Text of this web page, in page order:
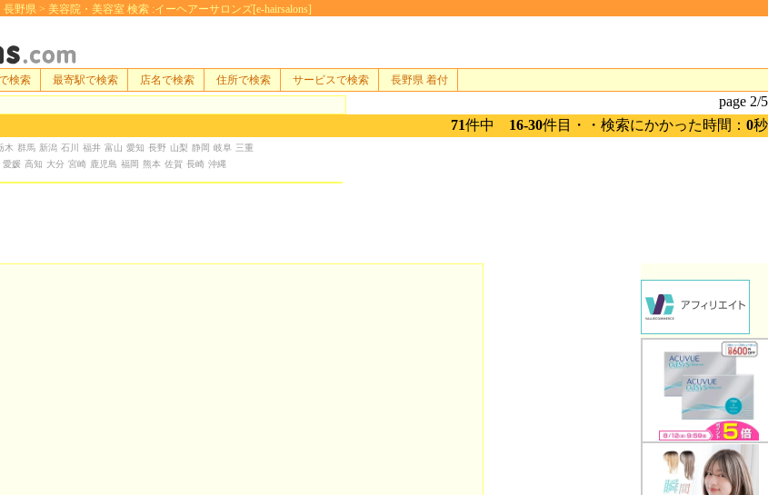
長野県 > 美容院・美容室 検索 :イーヘアーサロンズ[e-hairsalons]
page 2/5
71件中 16-30件目・・検索にかかった時間： 0秒
木 群馬 新潟 石川 福井 富山 愛知 長野 山梨 静岡 岐阜 三重
愛媛 高知 大分 宮崎 鹿児島 福岡 熊本 佐賀 長崎 沖縄
検索 最寄駅で検索 店名で検索 住所で検索 サービスで検索 長野県 着付